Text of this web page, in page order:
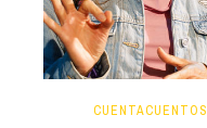
CUENTACUENTOS